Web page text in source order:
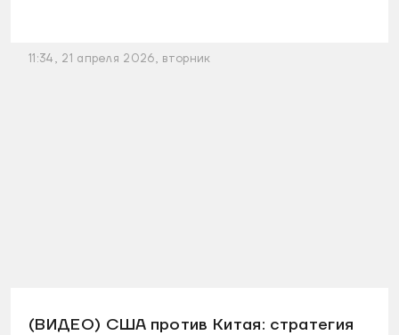
11:34, 21 апреля 2026, вторник
(ВИДЕО) США против Китая: стратегия